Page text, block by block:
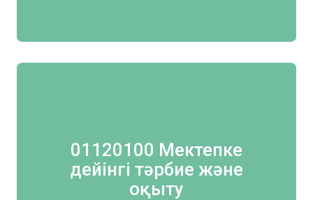
01120100 Мектепке
дейінгі тәрбие және
оқыту